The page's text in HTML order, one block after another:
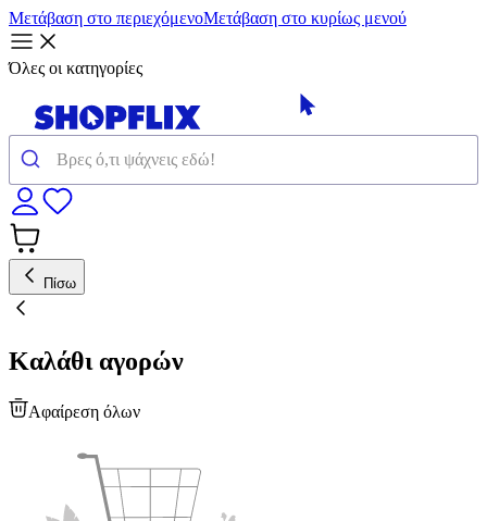
Μετάβαση στο περιεχόμενοΜετάβαση στο κυρίως μενού
Όλες οι κατηγορίες
Πίσω
Καλάθι αγορών
Αφαίρεση όλων